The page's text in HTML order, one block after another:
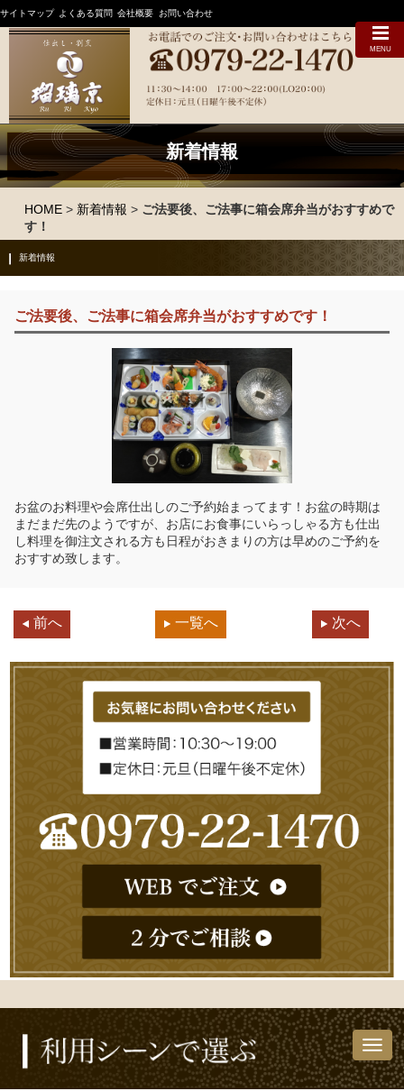
MENU
サイトマップ よくある質問 会社概要 お問い合わせ
新着情報
HOME > 新着情報 > ご法要後、ご法事に箱会席弁当がおすすめで
す！
新着情報
ご法要後、ご法事に箱会席弁当がおすすめです！
お盆のお料理や会席仕出しのご予約始まってます！お盆の時期は
まだまだ先のようですが、お店にお食事にいらっしゃる方も仕出
し料理を御注文される方も日程がおきまりの方は早めのご予約を
おすすめ致します。
前へ 一覧へ 次へ